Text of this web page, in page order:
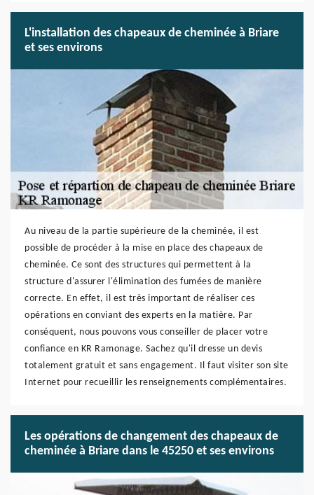
L'installation des chapeaux de cheminée à Briare
et ses environs
Au niveau de la partie supérieure de la cheminée, il est
possible de procéder à la mise en place des chapeaux de
cheminée. Ce sont des structures qui permettent à la
structure d'assurer l'élimination des fumées de manière
correcte. En effet, il est très important de réaliser ces
opérations en conviant des experts en la matière. Par
conséquent, nous pouvons vous conseiller de placer votre
confiance en KR Ramonage. Sachez qu'il dresse un devis
totalement gratuit et sans engagement. Il faut visiter son site
Internet pour recueillir les renseignements complémentaires.
Les opérations de changement des chapeaux de
cheminée à Briare dans le 45250 et ses environs